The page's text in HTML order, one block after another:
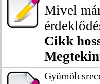
Mivel
Cikk